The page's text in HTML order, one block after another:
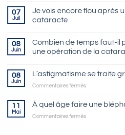
07
Juil
Je vois encore flou après
cataracte
08
Juin
Combien de temps faut-il
une opération de la
08
Juin
L’astigmatisme se traite
Commentaires ferméssur
se
grâce
11
Mai
À quel âge faire une
Commentaires ferméssur